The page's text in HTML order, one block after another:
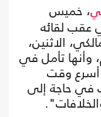
، خميس
عقب لقائه
الاثنين،
وأنها تأمل في
أسرع وقت
في حاجة إلى